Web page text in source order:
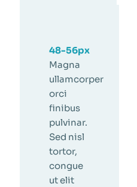
48-56px
Magna
ullamcorper
orci
finibus
pulvinar.
Sed nisl
tortor,
congue
ut elit